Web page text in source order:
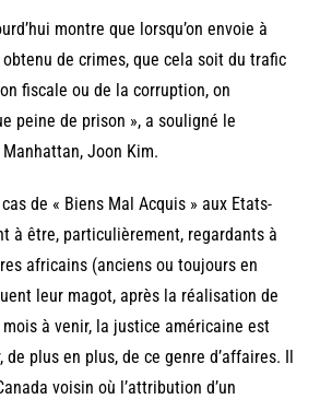
montre que lorsqu’on envoie à
obtenu de crimes, que cela soit du trafic
fiscale ou de la corruption, on
peine de prison », a souligné le
Joon Kim.
de « Biens Mal Acquis » aux Etats-
à être, particulièrement, regardants à
africains (anciens ou toujours en
leur magot, après la réalisation de
à venir, la justice américaine est
de plus en plus, de ce genre d’affaires. Il
voisin où l’attribution d’un